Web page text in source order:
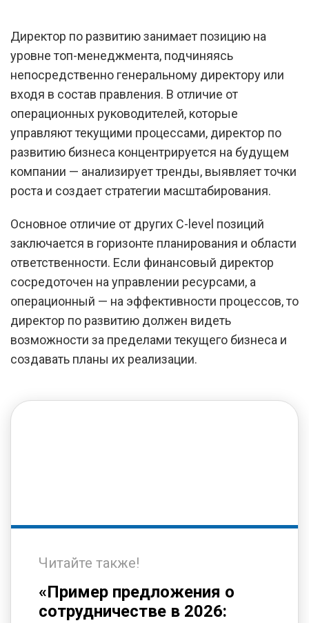
Директор по развитию занимает позицию на
уровне топ-менеджмента, подчиняясь
непосредственно генеральному директору или
входя в состав правления. В отличие от
операционных руководителей, которые
управляют текущими процессами, директор по
развитию бизнеса концентрируется на будущем
компании — анализирует тренды, выявляет точки
роста и создает стратегии масштабирования.
Основное отличие от других C-level позиций
заключается в горизонте планирования и области
ответственности. Если финансовый директор
сосредоточен на управлении ресурсами, а
операционный — на эффективности процессов, то
директор по развитию должен видеть
возможности за пределами текущего бизнеса и
создавать планы их реализации.
Читайте также!
«Пример предложения о
сотрудничестве в 2026: